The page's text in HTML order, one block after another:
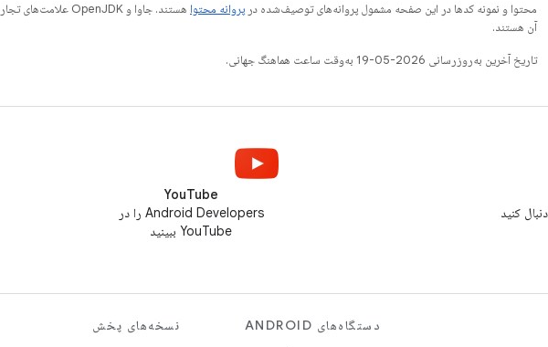
محتوا و نمونه کدها در این صفحه مشمول پروانه‌های توصیف‌شده در پروانه محتوا
آن هستند.
تاریخ آخرین به‌روزرسانی 2026-05-19 به‌وقت ساعت هماهنگ جهانی.
YouTube
Android Developers را در
YouTube ببینید
دستگاه‌های ANDROID
نسخه‌های پخش